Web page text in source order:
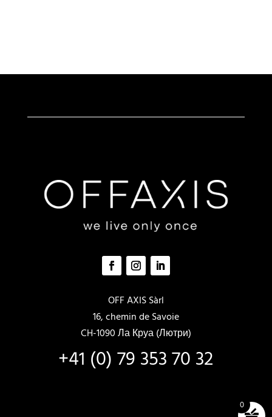
OFF AXIS Sàrl
16, chemin de Savoie
CH-1090 Ла Круа (Лютри)
+41 (0) 79 353 70 32
0